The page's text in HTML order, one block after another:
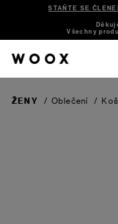
STAŇTE SE
Všechny
ŽENY / Oblečení /